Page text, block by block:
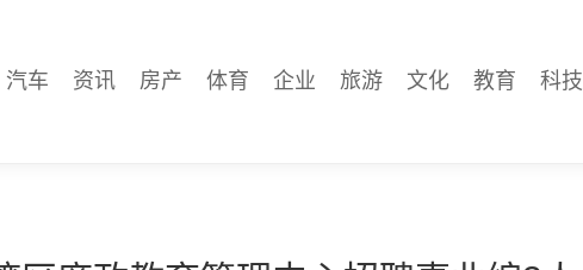
汽车 资讯 房产 体育 企业 旅游 文化 教育 科技